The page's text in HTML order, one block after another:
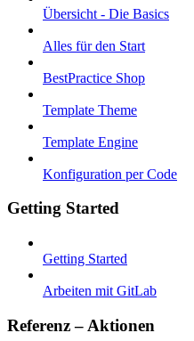
Übersicht - Die Basics
Alles für den Start
BestPractice Shop
Template Theme
Template Engine
Konfiguration per Code
Getting Started
Getting Started
Arbeiten mit GitLab
Referenz – Aktionen